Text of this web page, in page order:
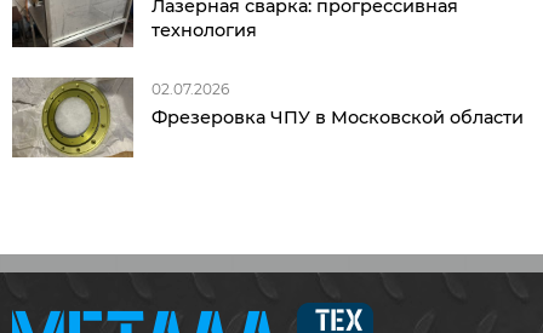
Лазерная сварка: прогрессивная
технология
02.07.2026
Фрезеровка ЧПУ в Московской области